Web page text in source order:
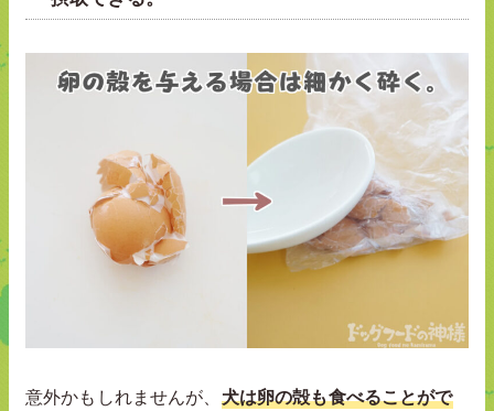
意外かもしれませんが、 犬は卵の殻も食べることがで